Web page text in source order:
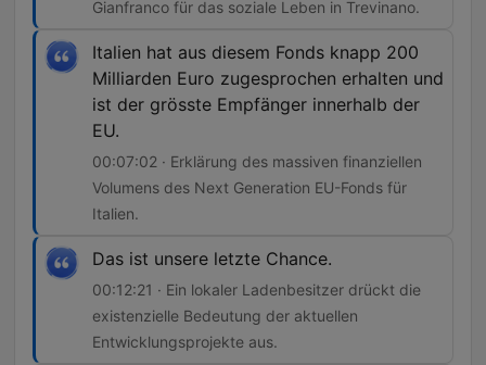
Gianfranco für das soziale Leben in Trevinano.
Italien hat aus diesem Fonds knapp 200
Milliarden Euro zugesprochen erhalten und
ist der grösste Empfänger innerhalb der
EU.
00:07:02 · Erklärung des massiven finanziellen
Volumens des Next Generation EU-Fonds für
Italien.
Das ist unsere letzte Chance.
00:12:21 · Ein lokaler Ladenbesitzer drückt die
existenzielle Bedeutung der aktuellen
Entwicklungsprojekte aus.